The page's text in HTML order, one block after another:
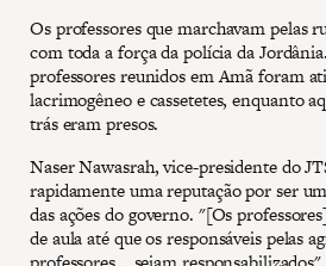
Os professores que marchavam pelas
com toda a força da polícia da
professores reunidos em Amã foram
lacrimogêneo e cassetetes, enquanto
trás eram presos.
Naser Nawasrah, vice-presidente do
rapidamente uma reputação por ser
das ações do governo. "[Os
de aula até que os responsáveis pelas